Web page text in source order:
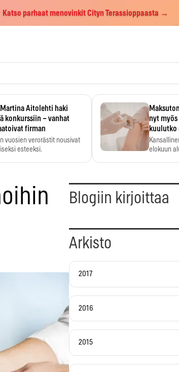
Katso parhaat menovinkit Cityn Terassioppaasta →
Martina Aitolehti haki
konkurssiin – vanhat
firman
vuosien verorästit nousivat
esteeksi.
nyt
kuulutko
elokuun
Blogiin kirjoittaa
Arkisto
2017
2016
2015